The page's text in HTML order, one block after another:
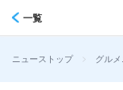
一覧
ニューストップ > グルメ